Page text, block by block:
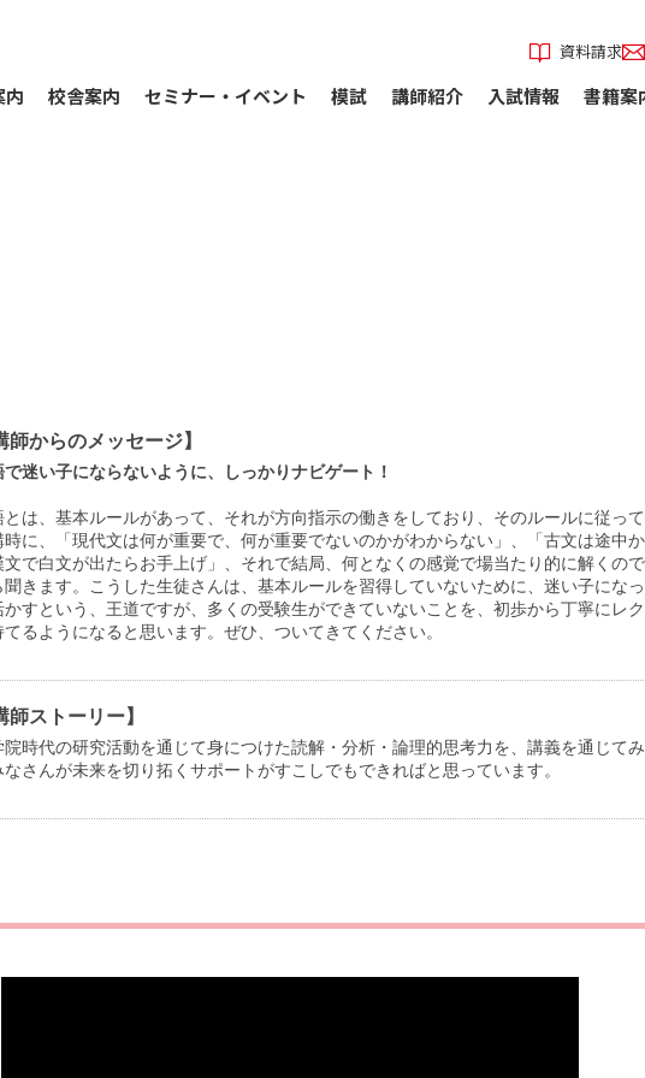
資料請求
内 校舎案内 セミナー・イベント 模試 講師紹介 入試情報 書籍案
師からのメッセージ】
で迷い子にならないように、しっかりナビゲート！
とは、基本ルールがあって、それが方向指示の働きをしており、そのルールに従っ
時に、「現代文は何が重要で、何が重要でないのかがわからない」、「古文は途中
文で白文が出たらお手上げ」、それで結局、何となくの感覚で場当たり的に解くの
聞きます。こうした生徒さんは、基本ルールを習得していないために、迷い子にな
かすという、王道ですが、多くの受験生ができていないことを、初歩から丁寧にレ
てるようになると思います。ぜひ、ついてきてください。
師ストーリー】
院時代の研究活動を通じて身につけた読解・分析・論理的思考力を、講義を通じて
なさんが未来を切り拓くサポートがすこしでもできればと思っています。